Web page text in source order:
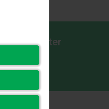
Computer
ký